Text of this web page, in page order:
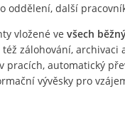
oddělení, další
vložené ve všech
zálohování,
automatický
vývěsky pro